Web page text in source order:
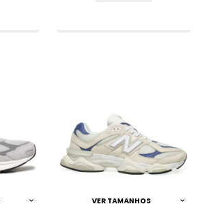
VER TAMANHOS